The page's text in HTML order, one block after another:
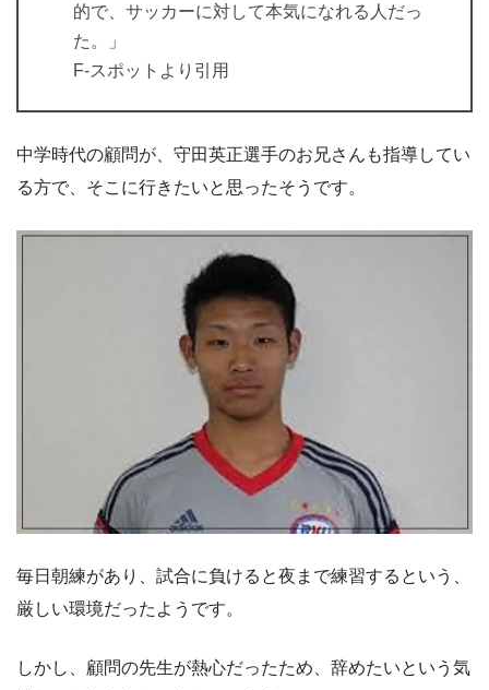
的で、サッカーに対して本気になれる人だっ
た。」
F-スポットより引用
中学時代の顧問が、守田英正選手のお兄さんも指導してい
る方で、そこに行きたいと思ったそうです。
毎日朝練があり、試合に負けると夜まで練習するという、
厳しい環境だったようです。
しかし、顧問の先生が熱心だったため、辞めたいという気